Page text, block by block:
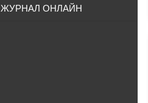
ЖУРНАЛ ОНЛАЙН